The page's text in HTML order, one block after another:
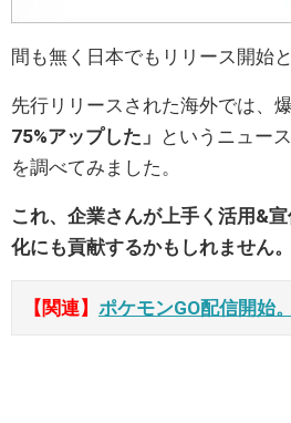
間も無く日本でもリリース開始
先行リリースされた海外では、
75%アップした」 というニュー
を調べてみました。
これ、企業さんが上手く活用&
化にも貢献するかもしれません。
【関連】 ポケモンGO配信開始